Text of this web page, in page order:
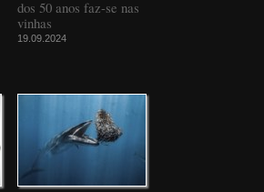
dos 50 anos faz-se nas
vinhas
19.09.2024